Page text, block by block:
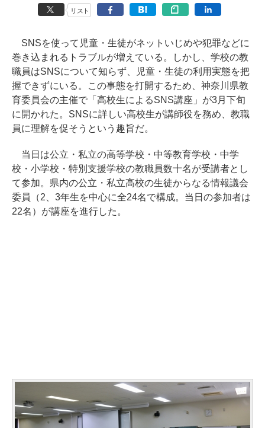
リスト
SNSを使って児童・生徒がネットいじめや犯罪などに
巻き込まれるトラブルが増えている。しかし、学校の教
職員はSNSについて知らず、児童・生徒の利用実態を把
握できずにいる。この事態を打開するため、神奈川県教
育委員会の主催で「高校生によるSNS講座」が3月下旬
に開かれた。SNSに詳しい高校生が講師役を務め、教職
員に理解を促そうという趣旨だ。
当日は公立・私立の高等学校・中等教育学校・中学
校・小学校・特別支援学校の教職員数十名が受講者とし
て参加。県内の公立・私立高校の生徒からなる情報議会
委員（2、3年生を中心に全24名で構成。当日の参加者は
22名）が講座を進行した。